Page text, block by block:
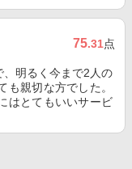
75.31点
明るく今まで2人の
親切な方でした。
はとてもいいサービ